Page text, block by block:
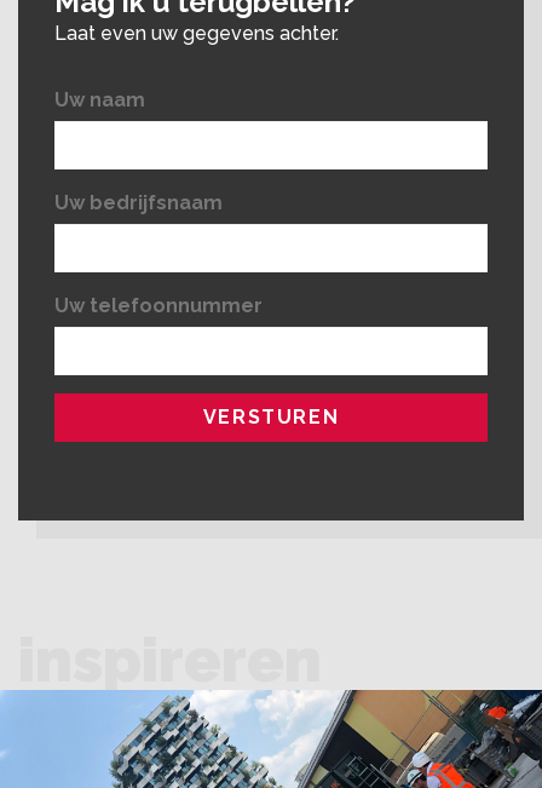
Laat even uw gegevens achter.
Uw naam
Uw bedrijfsnaam
Uw telefoonnummer